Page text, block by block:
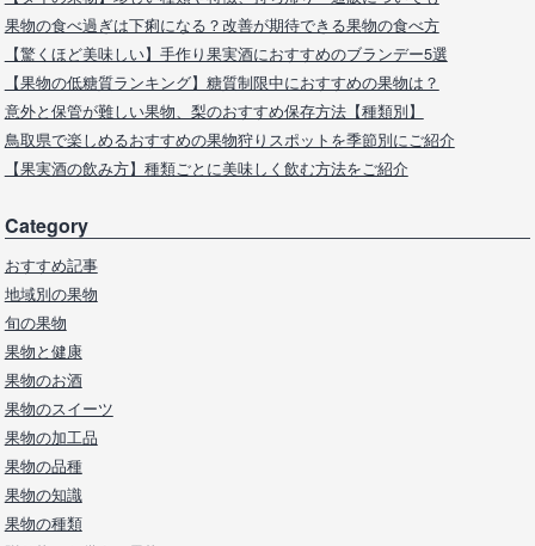
果物の食べ過ぎは下痢になる？改善が期待できる果物の食べ方
【驚くほど美味しい】手作り果実酒におすすめのブランデー5選
【果物の低糖質ランキング】糖質制限中におすすめの果物は？
意外と保管が難しい果物、梨のおすすめ保存方法【種類別】
鳥取県で楽しめるおすすめの果物狩りスポットを季節別にご紹介
【果実酒の飲み方】種類ごとに美味しく飲む方法をご紹介
Category
おすすめ記事
地域別の果物
旬の果物
果物と健康
果物のお酒
果物のスイーツ
果物の加工品
果物の品種
果物の知識
果物の種類